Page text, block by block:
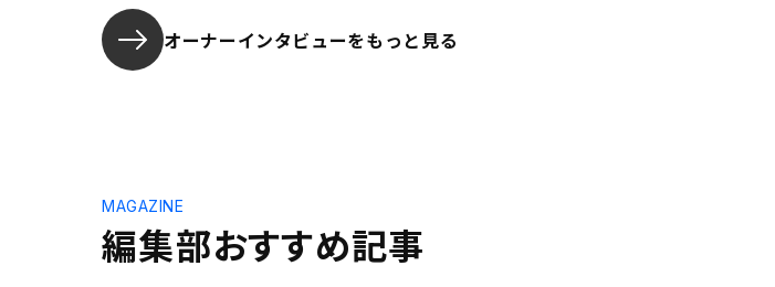
オーナーインタビューをもっと見る
編集部おすすめ記事
MAGAZINE